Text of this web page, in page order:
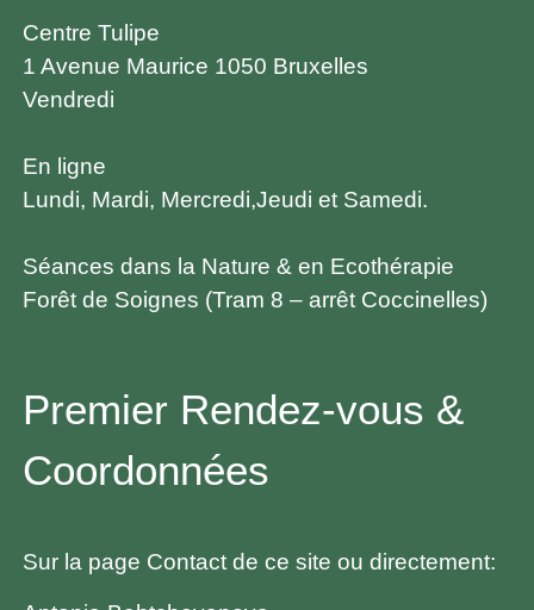
Centre Tulipe
1 Avenue Maurice 1050 Bruxelles
Vendredi
En ligne
Lundi, Mardi, Mercredi,Jeudi et Samedi.
Séances dans la Nature & en Ecothérapie
Forêt de Soignes (Tram 8 – arrêt Coccinelles)
Premier Rendez-vous &
Coordonnées
Sur la page Contactde ce site ou directement: